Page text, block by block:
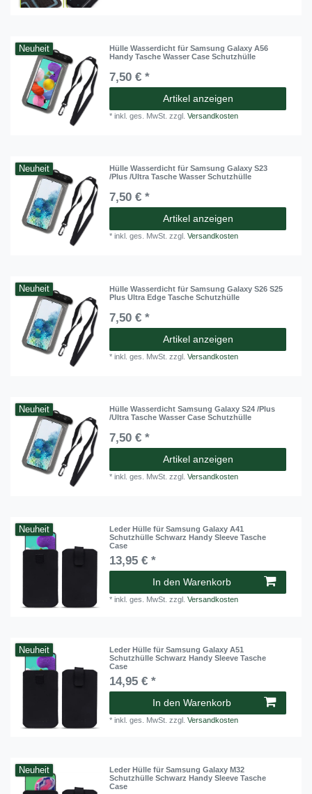
Neuheit
Hülle Wasserdicht für Samsung Galaxy A56
Handy Tasche Wasser Case Schutzhülle
7,50 € *
Artikel anzeigen
*inkl. ges. MwSt. zzgl.Versandkosten
Neuheit
Hülle Wasserdicht für Samsung Galaxy S23
/Plus /Ultra Tasche Wasser Schutzhülle
7,50 € *
Artikel anzeigen
*inkl. ges. MwSt. zzgl.Versandkosten
Neuheit
Hülle Wasserdicht für Samsung Galaxy S26 S25
Plus Ultra Edge Tasche Schutzhülle
7,50 € *
Artikel anzeigen
*inkl. ges. MwSt. zzgl.Versandkosten
Neuheit
Hülle Wasserdicht Samsung Galaxy S24 /Plus
/Ultra Tasche Wasser Case Schutzhülle
7,50 € *
Artikel anzeigen
*inkl. ges. MwSt. zzgl.Versandkosten
Neuheit
Leder Hülle für Samsung Galaxy A41
Schutzhülle Schwarz Handy Sleeve Tasche
Case
13,95 € *
In den Warenkorb
*inkl. ges. MwSt. zzgl.Versandkosten
Neuheit
Leder Hülle für Samsung Galaxy A51
Schutzhülle Schwarz Handy Sleeve Tasche
Case
14,95 € *
In den Warenkorb
*inkl. ges. MwSt. zzgl.Versandkosten
Neuheit
Leder Hülle für Samsung Galaxy M32
Schutzhülle Schwarz Handy Sleeve Tasche
Case